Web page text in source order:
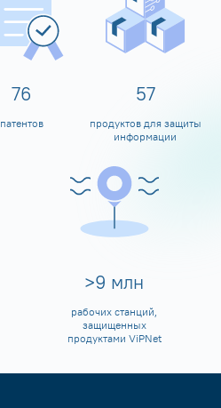
80
патентов
60
продуктов для защиты
информации
>10 млн
рабочих станций,
защищенных
продуктами ViPNet